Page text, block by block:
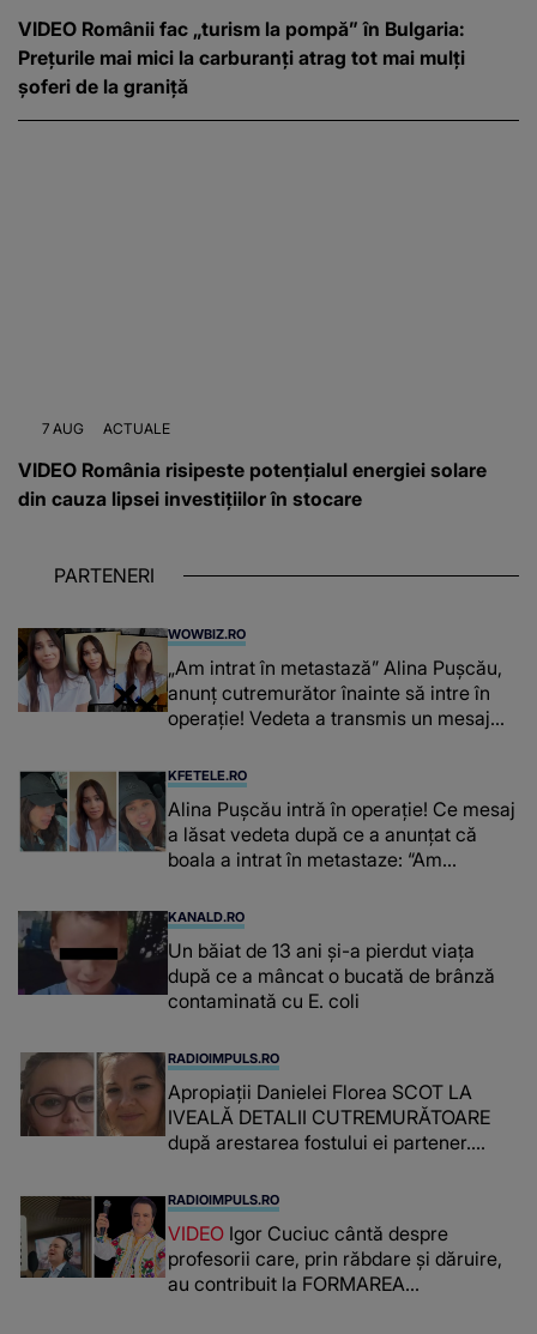
VIDEO Românii fac „turism la pompă” în Bulgaria:
Prețurile mai mici la carburanți atrag tot mai mulți
șoferi de la graniță
7 AUG ACTUALE
VIDEO România risipeste potențialul energiei solare
din cauza lipsei investițiilor în stocare
PARTENERI
WOWBIZ.RO
„Am intrat în metastază” Alina Pușcău,
anunț cutremurător înainte să intre în
operație! Vedeta a transmis un mesaj
KFETELE.RO
Alina Pușcău intră în operație! Ce mesaj
a lăsat vedeta după ce a anunțat că
boala a intrat în metastaze: “Am
KANALD.RO
Un băiat de 13 ani și-a pierdut viața
după ce a mâncat o bucată de brânză
contaminată cu E. coli
RADIOIMPULS.RO
Apropiații Danielei Florea SCOT LA
IVEALĂ DETALII CUTREMURĂTOARE
după arestarea fostului ei partener.
românca ucisă în Italia și ascunsă în
lada unui pat: " Îmi pare rău că nu am
reușit să fac mai mult pentru ea și..."
RADIOIMPULS.RO
VIDEO Igor Cuciuc cântă despre
profesorii care, prin răbdare și dăruire,
au contribuit la FORMAREA